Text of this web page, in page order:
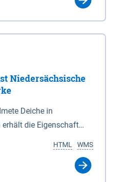
Niedersächsische
Deiche in
erhält die Eigenschaft
ausspricht. Für
WMS
HTML